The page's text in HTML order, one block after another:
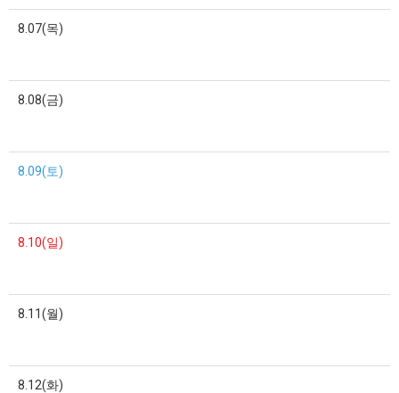
8.07(목)
8.08(금)
8.09(토)
8.10(일)
8.11(월)
8.12(화)